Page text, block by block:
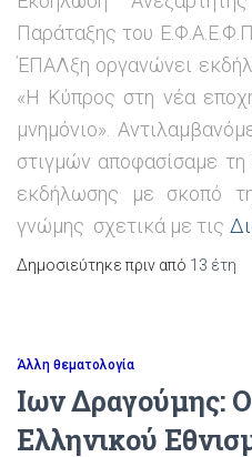
Παράταξης του
ΈΠΑΛξη οργανώνει
«Η Κύπρος στη νέα
μνημόνιο».
στιγμών αποφασίσαμε
εκδήλωσης με σκοπό
γνώμης σχετικά με τις
Δημοσιεύτηκε πριν από 13 έτη
Άλλη θεματολογία
Ιων Δραγούμης:
Ελληνικού